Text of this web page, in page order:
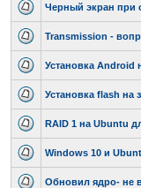
Черный экран при
Transmission -
Установка Android
Установка flash на
RAID 1 на Ubuntu
Windows 10 и
Обновил ядро- не